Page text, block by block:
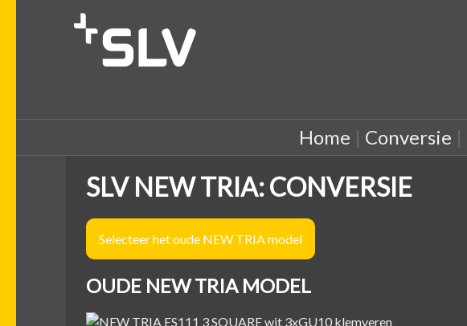
Home | Conversie |
SLV NEW TRIA: CONVERSIE
Selecteer het oude NEW TRIA model
OUDE NEW TRIA MODEL